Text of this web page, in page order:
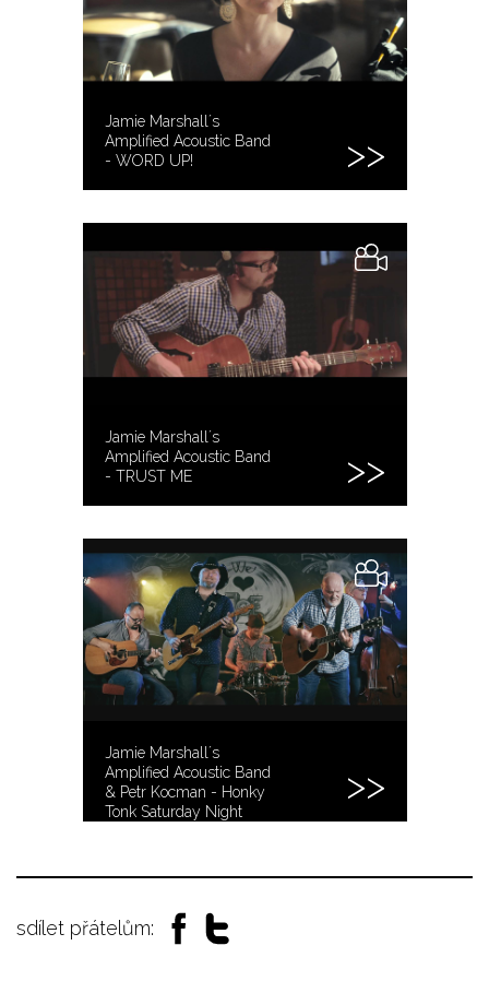
Jamie Marshall´s
Amplified Acoustic Band
- WORD UP!
Jamie Marshall´s
Amplified Acoustic Band
- TRUST ME
Jamie Marshall´s
Amplified Acoustic Band
& Petr Kocman - Honky
Tonk Saturday Night
sdílet přátelům: